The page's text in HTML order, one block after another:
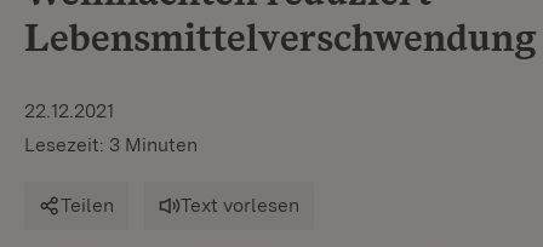
Lebensmittelverschwendung
22.12.2021
Lesezeit: 3 Minuten
Teilen Text vorlesen